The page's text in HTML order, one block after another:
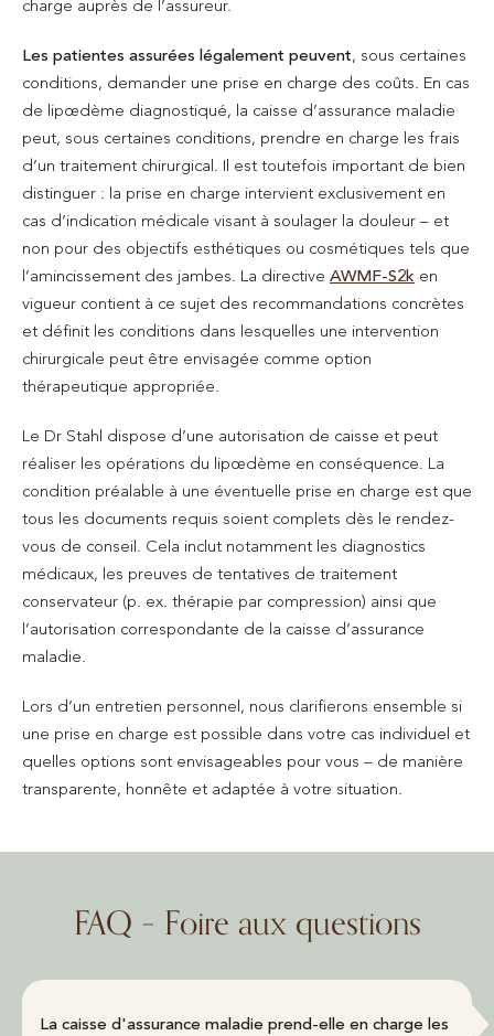
charge auprès de l’assureur.
Les patientes assurées légalement peuvent, sous certaines
conditions, demander une prise en charge des coûts. En cas
de lipœdème diagnostiqué, la caisse d’assurance maladie
peut, sous certaines conditions, prendre en charge les frais
d’un traitement chirurgical. Il est toutefois important de bien
distinguer : la prise en charge intervient exclusivement en
cas d’indication médicale visant à soulager la douleur – et
non pour des objectifs esthétiques ou cosmétiques tels que
l’amincissement des jambes. La directive AWMF-S2k en
vigueur contient à ce sujet des recommandations concrètes
et définit les conditions dans lesquelles une intervention
chirurgicale peut être envisagée comme option
thérapeutique appropriée.
Le Dr Stahl dispose d’une autorisation de caisse et peut
réaliser les opérations du lipœdème en conséquence. La
condition préalable à une éventuelle prise en charge est que
tous les documents requis soient complets dès le rendez-
vous de conseil. Cela inclut notamment les diagnostics
médicaux, les preuves de tentatives de traitement
conservateur (p. ex. thérapie par compression) ainsi que
l’autorisation correspondante de la caisse d’assurance
maladie.
Lors d’un entretien personnel, nous clarifierons ensemble si
une prise en charge est possible dans votre cas individuel et
quelles options sont envisageables pour vous – de manière
transparente, honnête et adaptée à votre situation.
FAQ – Foire aux questions
La caisse d'assurance maladie prend-elle en charge les